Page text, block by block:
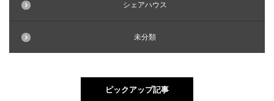
シェアハウス
未分類
ピックアップ記事